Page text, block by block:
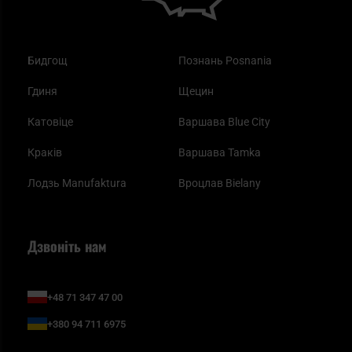
Бидгощ
Гдиня
Катовіце
Краків
Лодзь Manufaktura
Познань Posnania
Щецин
Варшава Blue City
Варшава Tamka
Вроцлав Bielany
Дзвоніть нам
+48 71 347 47 00
+380 94 711 6975